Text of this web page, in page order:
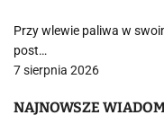
Przy wlewie paliwa w
post…
7 sierpnia 2026
NAJNOWSZE